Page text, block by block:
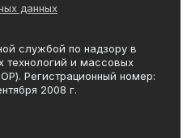
данных
службой по надзору в
технологий и массовых
Регистрационный номер:
2008 г.